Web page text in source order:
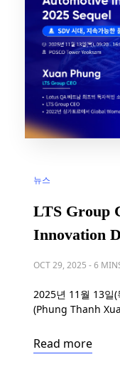
뉴스
LTS Group
Innovation
발표자로 참
OCT 29, 2025 -6
2025년 11월 13일
(Phung Thanh
사로 참여합니다.
Vehicle), AI, 애자
Read more